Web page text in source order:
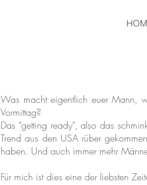
Was macht eigentlich euer Mann,
Vormittag?
Das "getting ready", also das
Trend aus den USA rüber
haben. Und auch immer mehr
Für mich ist dies eine der liebsten